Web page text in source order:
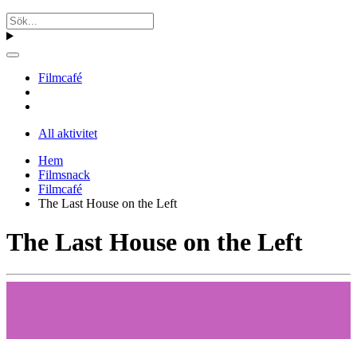
Filmcafé
All aktivitet
Hem
Filmsnack
Filmcafé
The Last House on the Left
The Last House on the Left